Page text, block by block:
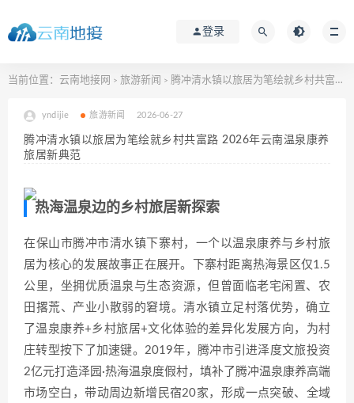
登录
当前位置： 云南地接网 > 旅游新闻 > 腾冲清水镇以旅居为笔绘就乡村共富路 2026年云南温泉康养旅居新典范
yndijie 旅游新闻 2026-06-27
腾冲清水镇以旅居为笔绘就乡村共富路 2026年云南温泉康养
旅居新典范
热海温泉边的乡村旅居新探索
在保山市腾冲市清水镇下寨村，一个以温泉康养与乡村旅
居为核心的发展故事正在展开。下寨村距离热海景区仅1.5
公里，坐拥优质温泉与生态资源，但曾面临老宅闲置、农
田撂荒、产业小散弱的窘境。清水镇立足村落优势，确立
了温泉康养+乡村旅居+文化体验的差异化发展方向，为村
庄转型按下了加速键。2019年，腾冲市引进泽度文旅投资
2亿元打造泽园·热海温泉度假村，填补了腾冲温泉康养高端
市场空白，带动周边新增民宿20家，形成一点突破、全域